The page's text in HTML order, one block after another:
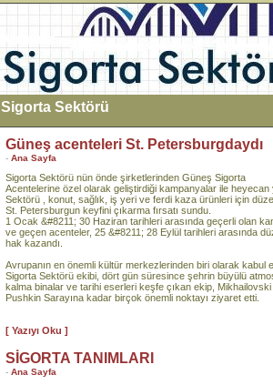
Sigorta Sektörü
Güneş acenteleri St. Petersburgdaydı
- Ana Sayfa
Sigorta Sektörü nün önde şirketlerinden Güneş Sigorta
Acentelerine özel olarak geliştirdiği kampanyalar ile
Sektörü , konut, sağlık, iş yeri ve ferdi kaza ürünleri için
St. Petersburgun keyfini çıkarma fırsatı sundu.
1 Ocak &#8211; 30 Haziran tarihleri arasında geçerli olan
ve geçen acenteler, 25 &#8211; 28 Eylül tarihleri arasında
hak kazandı.
Avrupanın en önemli kültür merkezlerinden biri olarak kabul
Sigorta Sektörü ekibi, dört gün süresince şehrin büyülü
kalma binalar ve tarihi eserleri keşfe çıkan ekip,
Pushkin Sarayına kadar birçok önemli noktayı ziyaret etti.
[ Yazıyı Oku ]
SİGORTA TANIMLARI
- Ana Sayfa